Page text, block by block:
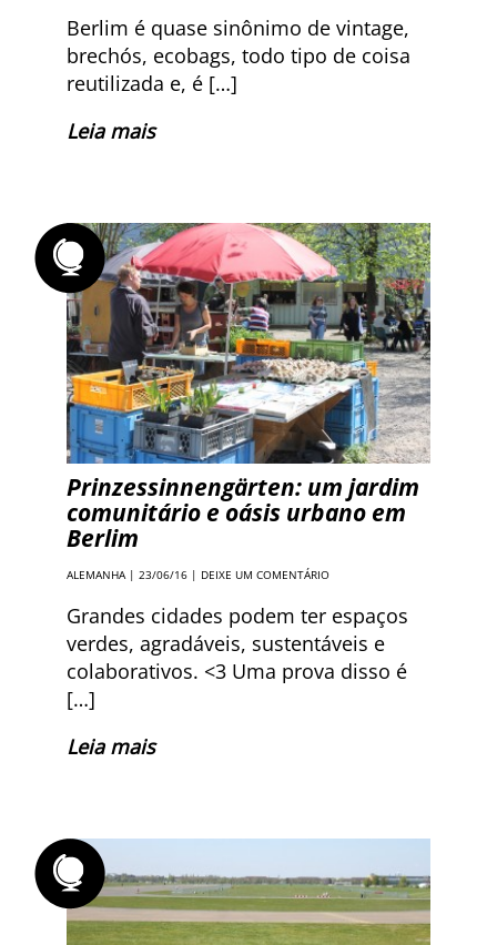
Berlim é quase sinônimo de vintage,
brechós, ecobags, todo tipo de coisa
reutilizada e, é […]
Leia mais
Prinzessinnengärten: um jardim
comunitário e oásis urbano em
Berlim
ALEMANHA| 23/06/16 | DEIXE UM COMENTÁRIO
Grandes cidades podem ter espaços
verdes, agradáveis, sustentáveis e
colaborativos. <3 Uma prova disso é
[…]
Leia mais